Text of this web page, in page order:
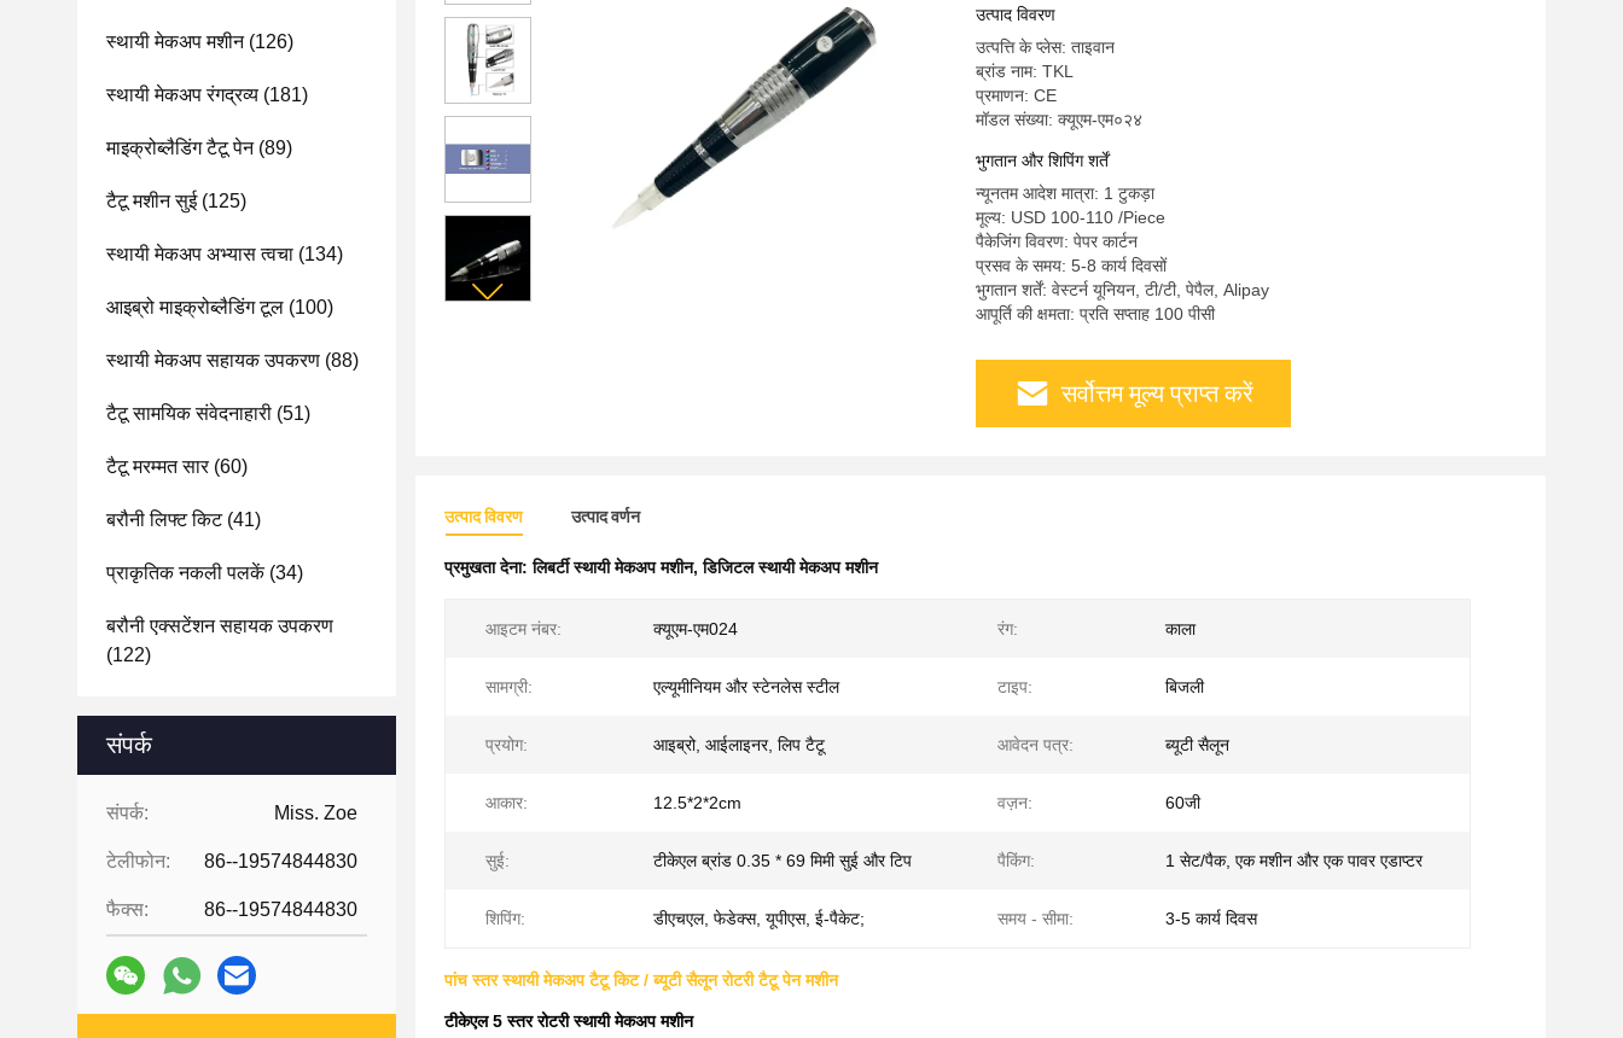
स्थायी मेकअप मशीन(126)
स्थायी मेकअप रंगद्रव्य (181)
माइक्रोब्लैडिंग टैटू पेन(89)
टैटू मशीन सुई(125)
स्थायी मेकअप अभ्यास त्वचा (134)
आइब्रो माइक्रोब्लैडिंग टूल (100)
स्थायी मेकअप सहायक उपकरण (88)
टैटू सामयिक संवेदनाहारी (51)
टैटू मरम्मत सार(60)
बरौनी लिफ्ट किट(41)
प्राकृतिक नकली पलकें(34)
बरौनी एक्सटेंशन सहायक उपकरण
(122)
संपर्क
संपर्क: Miss. Zoe
टेलीफोन: 86--19574844830
फैक्स: 86--19574844830
उत्पाद विवरण
उत्पत्ति के प्लेस: ताइवान
ब्रांड नाम: TKL
प्रमाणन: CE
मॉडल संख्या: क्यूएम-एम०२४
भुगतान और शिपिंग शर्तें
न्यूनतम आदेश मात्रा: 1 टुकड़ा
मूल्य: USD 100-110 /Piece
पैकेजिंग विवरण: पेपर कार्टन
प्रसव के समय: 5-8 कार्य दिवसों
भुगतान शर्तें: वेस्टर्न यूनियन, टी/टी, पेपैल, Alipay
आपूर्ति की क्षमता: प्रति सप्ताह 100 पीसी
सर्वोत्तम मूल्य प्राप्त करें
उत्पाद विवरण उत्पाद वर्णन
प्रमुखता देना:लिबर्टी स्थायी मेकअप मशीन,डिजिटल स्थायी मेकअप मशीन
आइटम नंबर: क्यूएम-एम024 रंग: काला
सामग्री: एल्यूमीनियम और स्टेनलेस स्टील टाइप: बिजली
प्रयोग: आइब्रो, आईलाइनर, लिप टैटू आवेदन पत्र: ब्यूटी सैलून
आकार: 12.5*2*2cm वज़न: 60जी
सुई: टीकेएल ब्रांड 0.35 * 69 मिमी सुई और टिप पैकिंग: 1 सेट/पैक, एक मशीन और एक पावर एडाप्टर
शिपिंग: डीएचएल, फेडेक्स, यूपीएस, ई-पैकेट; समय - सीमा: 3-5 कार्य दिवस
पांच स्तर स्थायी मेकअप टैटू किट / ब्यूटी सैलून रोटरी टैटू पेन मशीन
टीकेएल 5 स्तर रोटरी स्थायी मेकअप मशीन